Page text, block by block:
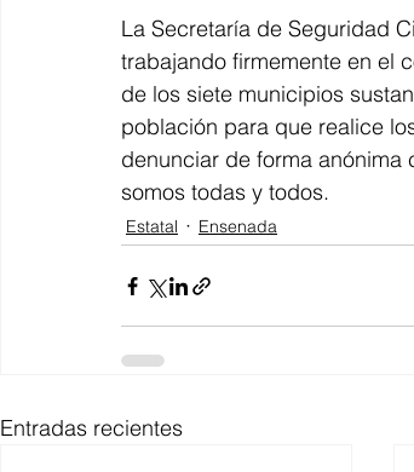
La Secretaría de Seguridad
trabajando firmemente en el
de los siete municipios
población para que realice
denunciar de forma
somos todas y todos.
Estatal Ensenada
Entradas recientes